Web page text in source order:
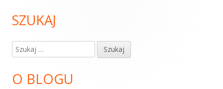
Główny
panel
SZUKAJ
Szukaj:
O BLOGU